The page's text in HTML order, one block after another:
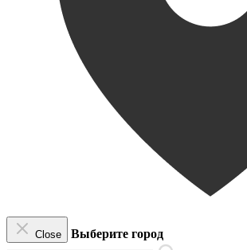
Close Выберите город